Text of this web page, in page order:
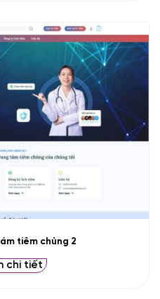
tiêm chủng 2
chi tiết